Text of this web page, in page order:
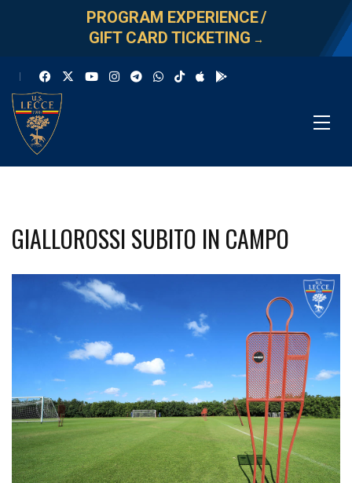
PROGRAM EXPERIENCE/
GIFT CARD TICKETING →
GIALLOROSSI SUBITO IN CAMPO